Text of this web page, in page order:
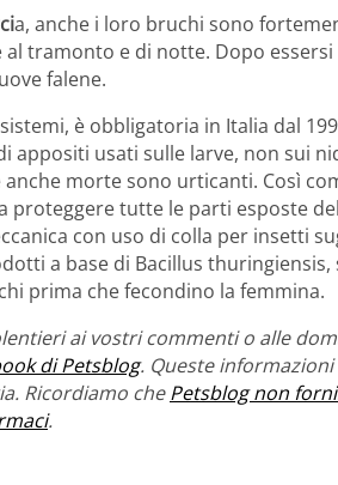
a, anche i loro bruchi sono
tramonto e di notte. Dopo
falene.
è obbligatoria in Italia dal
appositi usati sulle larve, non sui
morte sono urticanti. Così
tutte le parti esposte
con uso di colla per insetti
a base di Bacillus thuringiensis,
prima che fecondino la femmina.
ai vostri commenti o alle
di Petsblog. Queste
Ricordiamo chePetsblog non
.